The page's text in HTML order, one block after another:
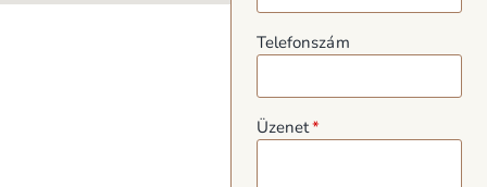
Telefonszám
Üzenet